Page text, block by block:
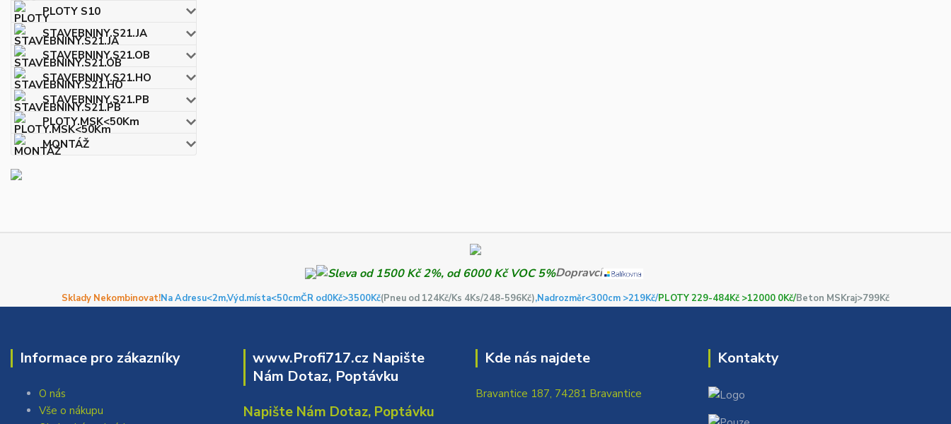
PLOTY S10
STAVEBNINY.S21.JA
STAVEBNINY.S21.OB
STAVEBNINY.S21.HO
STAVEBNINY.S21.PB
PLOTY.MSK<50Km
MONTÁŽ
Dopravci
Sklady Nekombinovat!Na Adresu<2m,Výd.místa<50cmČR od0Kč>3500Kč(Pneu od 124Kč/Ks 4Ks/248-596Kč),Nadrozměr<300cm >219Kč/PLOTY 229-484Kč >12000 0Kč/Beton MSKraj>799Kč
Informace pro zákazníky
O nás
Vše o nákupu
www.Profi717.cz Napište
Nám Dotaz, Poptávku
Napište Nám Dotaz, Poptávku
Kde nás najdete
Bravantice 187, 74281 Bravantice
Kontakty